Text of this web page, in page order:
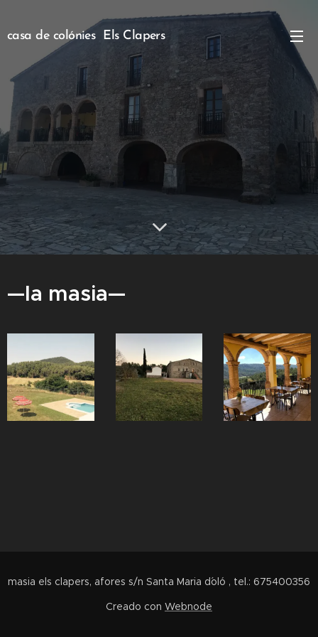
casa de colónies Els Clapers
—la masia—
masia els clapers, afores s/n Santa Maria d´oló , tel.: 675400356
Creado con Webnode